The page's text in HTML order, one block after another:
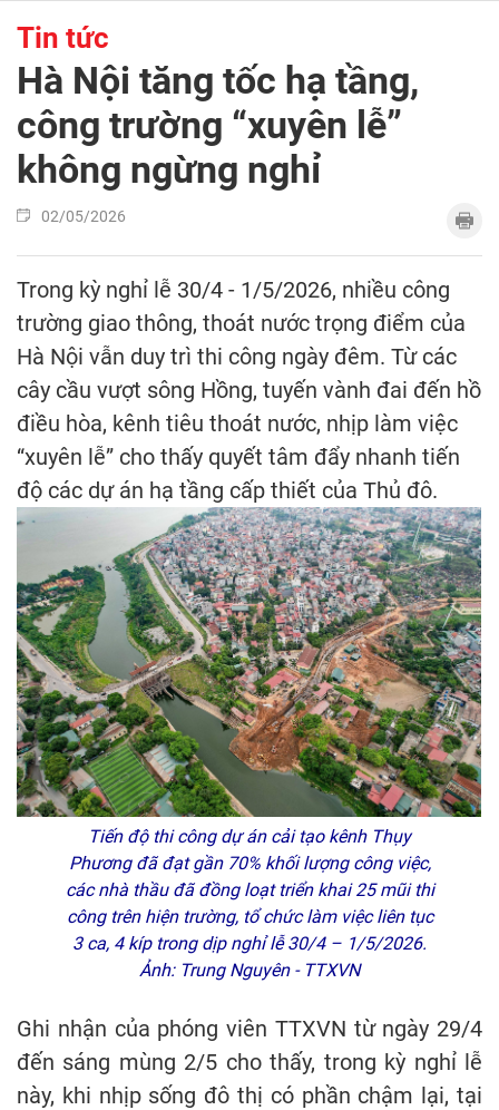
Tin tức
Hà Nội tăng tốc hạ tầng,
công trường “xuyên lễ”
không ngừng nghỉ
02/05/2026
Trong kỳ nghỉ lễ 30/4 - 1/5/2026, nhiều công
trường giao thông, thoát nước trọng điểm của
Hà Nội vẫn duy trì thi công ngày đêm. Từ các
cây cầu vượt sông Hồng, tuyến vành đai đến hồ
điều hòa, kênh tiêu thoát nước, nhịp làm việc
“xuyên lễ” cho thấy quyết tâm đẩy nhanh tiến
độ các dự án hạ tầng cấp thiết của Thủ đô.
Tiến độ thi công dự án cải tạo kênh Thụy
Phương đã đạt gần 70% khối lượng công việc,
các nhà thầu đã đồng loạt triển khai 25 mũi thi
công trên hiện trường, tổ chức làm việc liên tục
3 ca, 4 kíp trong dịp nghỉ lễ 30/4 – 1/5/2026.
Ảnh: Trung Nguyên - TTXVN
Ghi nhận của phóng viên TTXVN từ ngày 29/4
đến sáng mùng 2/5 cho thấy, trong kỳ nghỉ lễ
này, khi nhịp sống đô thị có phần chậm lại, tại